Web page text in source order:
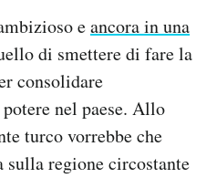
eancora in una
di smettere di fare la
consolidare
nel paese. Allo
turco vorrebbe che
sulla regione circostante